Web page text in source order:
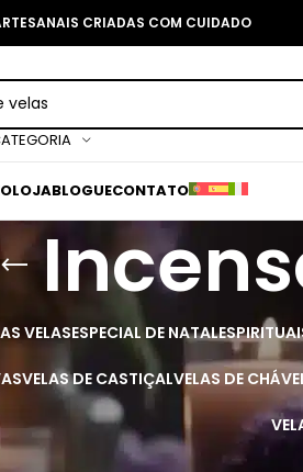
CRIADAS COM CUIDADO
LOJABLOGUECONTATO
VELASESPECIAL DE NATAL
VELAS DE CASTIÇALVELAS DE CHÁ
harmonizar o seu espaço